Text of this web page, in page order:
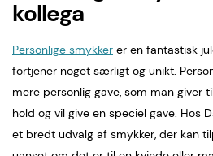
kollega
Personlige smykker er en fantastisk
fortjener noget særligt og unikt.
mere personlig gave, som man giver
hold og vil give en speciel gave. Hos
et bredt udvalg af smykker, der kan